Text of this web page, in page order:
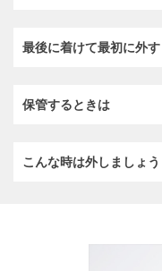
最後に着けて最初に外す
保管するときは
こんな時は外しましょう